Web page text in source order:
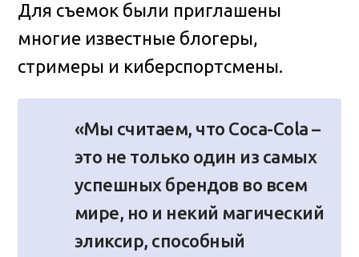
Для съемок были приглашены
многие известные блогеры,
стримеры и киберспортсмены.
«Мы считаем, что Coca-Cola –
это не только один из самых
успешных брендов во всем
мире, но и некий магический
эликсир, способный